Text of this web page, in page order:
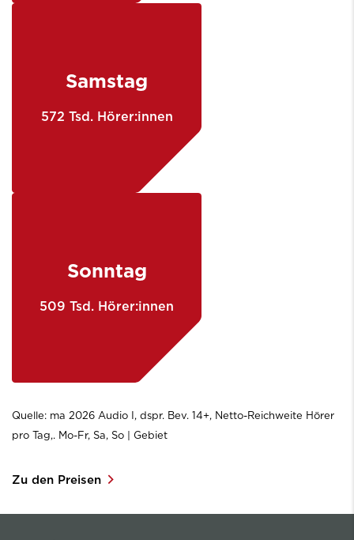
Samstag
572 Tsd. Hörer:innen
Sonntag
509 Tsd. Hörer:innen
Quelle: ma 2026 Audio I, dspr. Bev. 14+, Netto-Reichweite Hörer
pro Tag,. Mo-Fr, Sa, So | Gebiet
Zu den Preisen